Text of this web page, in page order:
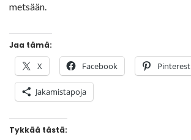
metsään.
Jaa tämä:
X Facebook Pinterest
Jakamistapoja
Tykkää tästä: